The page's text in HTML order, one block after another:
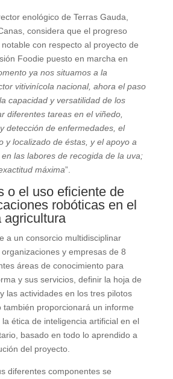
enológico de Terras Gauda,
considera que el progreso
con respecto al proyecto de
Foodie puesto en marcha en
ya nos situamos a la
vitivinícola nacional, ahora el paso
capacidad y versatilidad de los
diferentes tareas en el viñedo,
detección de enfermedades, el
y localizado de éstas, y el apoyo a
las labores de recogida de la uva;
máxima”.
o el uso eficiente de
robóticas en el
agricultura
a un consorcio multidisciplinar
y empresas de 8
áreas de conocimiento para
y sus servicios, definir la hoja de
las actividades en los tres pilotos
también proporcionará un informe
ética de inteligencia artificial en el
basado en todo lo aprendido a
del proyecto.
diferentes componentes se